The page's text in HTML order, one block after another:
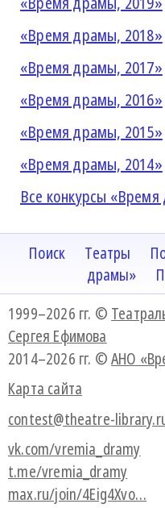
«Время драмы, 2018»
«Время драмы, 2017»
«Время драмы, 2016»
«Время драмы, 2015»
«Время драмы, 2014»
Все конкурсы
Поиск Театры
драмы»
1999–2026 гг. ©
Сергея Ефимова
2014–2026 гг. ©АНО
Карта сайта
contest@theatre-
vk.com/vremia_dramy
t.me/vremia_dramy
max.ru/join/4Eig4Xvo…